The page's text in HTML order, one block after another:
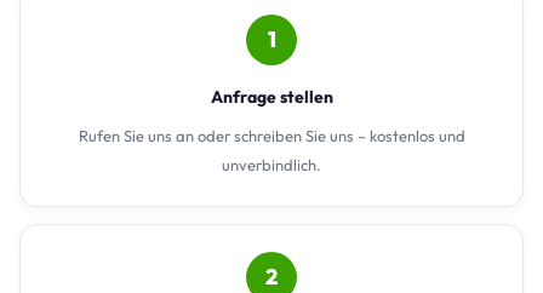
1
Anfrage stellen
Rufen Sie uns an oder schreiben Sie uns – kostenlos und
unverbindlich.
2